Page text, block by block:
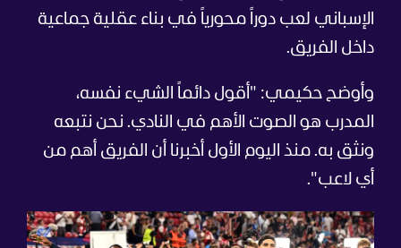
الإسباني لعب دوراً محورياً في بناء عقلية جماعية
داخل الفريق.
وأوضح حكيمي: "أقول دائماً الشيء نفسه،
المدرب هو الصوت الأهم في النادي. نحن نتبعه
ونثق به. منذ اليوم الأول أخبرنا أن الفريق أهم من
أي لاعب".